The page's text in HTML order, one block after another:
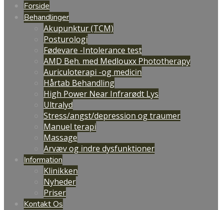
Forside
Behandlinger
Akupunktur (TCM)
Posturologi
Fødevare -Intolerance test
AMD Beh. med Medlouxx Phototherapy
Auriculoterapi -og medicin
Hårtab Behandling
High Power Near Infrarødt Lys
Ultralyd
Stress/angst/depression og traumer
Manuel terapi
Massage
Arvæv og indre dysfunktioner
Information
Klinikken
Nyheder
Priser
Kontakt Os